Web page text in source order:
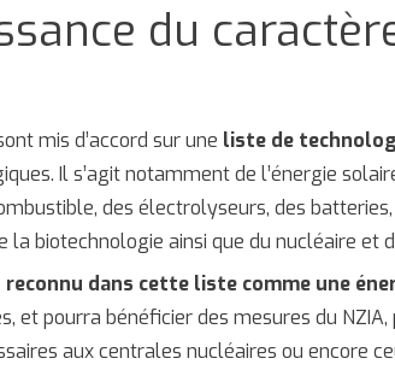
du
mis d’accord sur une liste de
Il s’agit notamment de l’énergie
des électrolyseurs, des
la biotechnologie ainsi que du nucléaire et
reconnu dans cette liste comme une
et pourra bénéficier des mesures du
aux centrales nucléaires ou encore